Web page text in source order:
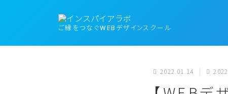
ご縁をつなぐWEBデザインスクール
2022.01.14